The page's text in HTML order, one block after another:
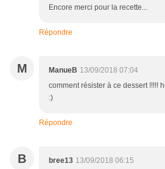
Encore merci pour la recette...
Répondre
M ManueB 13/09/2018 07:04
comment résister à ce dessert !!!!!
:)
Répondre
B bree13 13/09/2018 06:15